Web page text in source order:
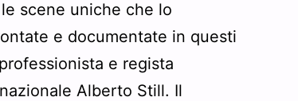
scene uniche che lo
e documentate in questi
e regista
Alberto Still. Il